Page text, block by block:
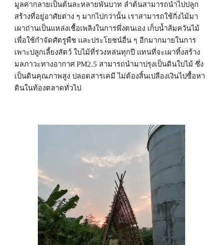
มูลค่ากลายเป็นต้นละหลายพันบาท ลำต้นสามารถนำไปปลูก
สร้างที่อยู่อาศัยต่าง ๆ มากไปกว่านั้น เราสามารถใช้กิ่งไม้มา
เผาถ่านเป็นแหล่งเชื้อเพลิงในการพึ่งตนเอง เก็บน้ำส้มควันไม้
เพื่อใช้กำจัดศัตรูพืช และประโยชน์อื่น ๆ อีกมากมายในการ
เพาะปลูกเลี้ยงสัตว์ ใบไม้ที่ร่วงหล่นทุกปี แทนที่จะเผาทิ้งสร้าง
มลภาวะทางอากาศ PM2.5 สามารถนำมาปรุงเป็นดินใบไม้ ซึ่ง
เป็นดินคุณภาพสูง ปลอดสารเคมี ไม่ต้องสิ้นเปลืองเงินไปซื้อหา
ดินในท้องตลาดทั่วไป